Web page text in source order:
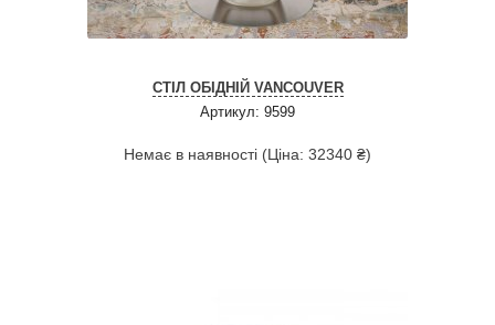
СТІЛ ОБІДНІЙ VANCOUVER
Артикул: 9599
Немає в наявності (Ціна: 32340 ₴)